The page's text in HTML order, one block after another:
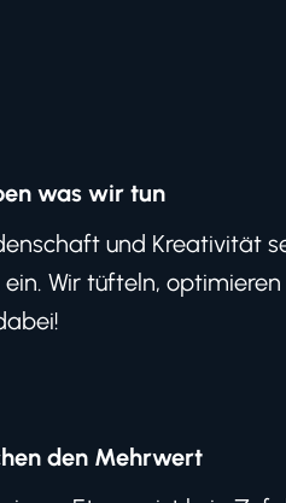
was wir tun
und Kreativität
ein. Wir tüfteln,
den Mehrwert